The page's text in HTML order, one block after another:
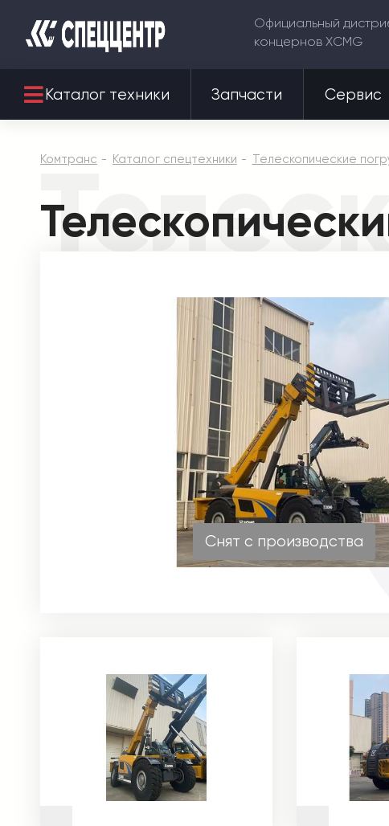
Официальный
концернов XCMG
Каталог техники Запчасти Сервис
Комтранс Каталог спецтехники Телескопические
Снят с производства